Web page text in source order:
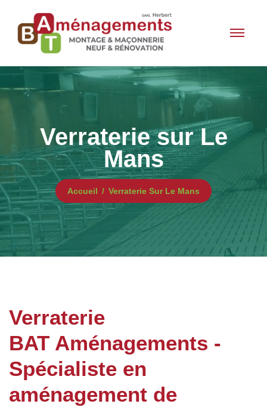
Verraterie sur Le
Mans
Accueil Verraterie Sur Le Mans
Verraterie
BAT Aménagements -
Spécialiste en
aménagement de